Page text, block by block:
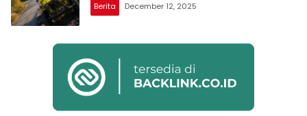
Berita December 12, 2025